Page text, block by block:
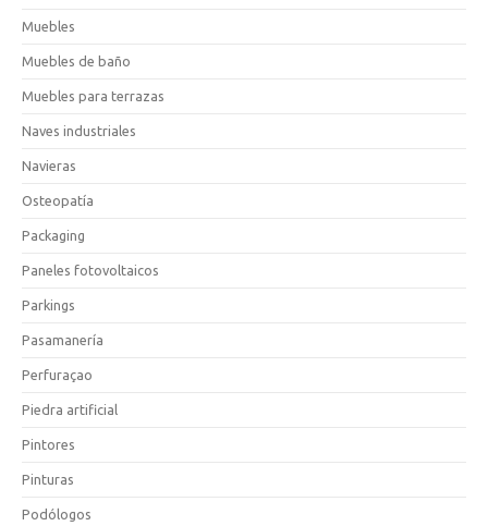
Muebles
Muebles de baño
Muebles para terrazas
Naves industriales
Navieras
Osteopatía
Packaging
Paneles fotovoltaicos
Parkings
Pasamanería
Perfuraçao
Piedra artificial
Pintores
Pinturas
Podólogos